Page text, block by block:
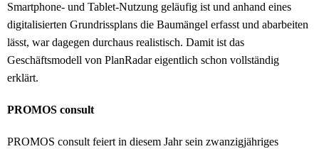
Smartphone- und Tablet-Nutzung geläufig ist und anhand eines
digitalisierten Grundrissplans die Baumängel erfasst und abarbeiten
lässt, war dagegen durchaus realistisch. Damit ist das
Geschäftsmodell von PlanRadar eigentlich schon vollständig
erklärt.
PROMOS consult
PROMOS consult feiert in diesem Jahr sein zwanzigjähriges